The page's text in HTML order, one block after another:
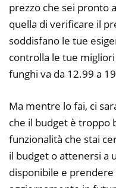
prezzo che sei pronto
quella di verificare il
soddisfano le tue
controlla le tue
funghi va da 12.99 a
Ma mentre lo fai, ci
che il budget è troppo
funzionalità che stai
il budget o attenersi a
disponibile e